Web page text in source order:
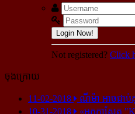
Login Now!
Not registered? Click
ចុងក្រោយ
11-02-2018
ណីម៉ា អាច​ជាប់​
10-31-2018
«អ្នក​កាសែត